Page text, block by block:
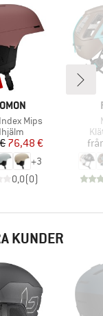
Mips
Pris
Reducerat pris
76,48 €
+3
0,0(0)
KUNDER